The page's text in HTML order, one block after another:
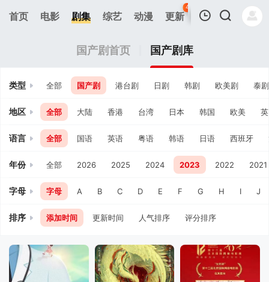
首页 电影 剧集 综艺 动漫 更新
44
热榜 APP
我的观影记录
暂无观看影片的记录
国产剧首页 国产剧库
类型 全部 国产剧 港台剧 日剧 韩剧 欧美剧 泰剧
地区 全部 大陆 香港 台湾 日本 韩国 欧美
语言 全部 国语 英语 粤语 韩语 日语 西班牙
年份 全部 2026 2025 2024 2023 2022 2021
字母 字母 A B C D E F G H I J
排序 添加时间 更新时间 人气排序 评分排序